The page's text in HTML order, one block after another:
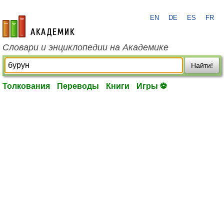
academic.ru
EN DE ES FR
Словари и энциклопедии на Академике
Найти!
Толкования Переводы Книги Игры ⚽